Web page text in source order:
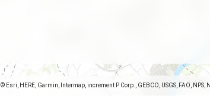
© Esri, HERE, Garmin, Intermap, increment P Corp., GEBCO, USGS, FAO,